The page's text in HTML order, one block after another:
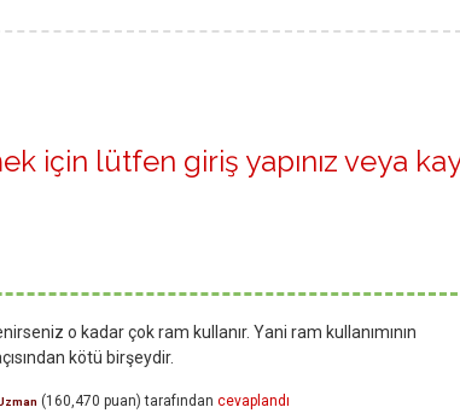
için lütfen giriş yapınız veya
o kadar çok ram kullanır. Yani ram kullanımının
kötü birşeydir.
(160,470 puan) tarafından cevaplandı